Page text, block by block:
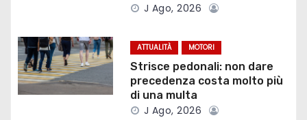
a
r
t
J Ago, 2026
ATTUALITÀ MOTORI
Strisce pedonali: non dare
precedenza costa molto più
di una multa
J Ago, 2026